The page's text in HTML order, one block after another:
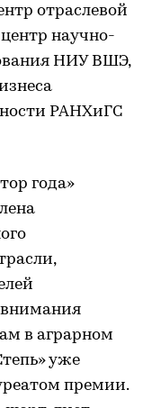
отраслевой
научно-
НИУ ВШЭ,
РАНХиГС
года»
в аграрном
уже
премии.